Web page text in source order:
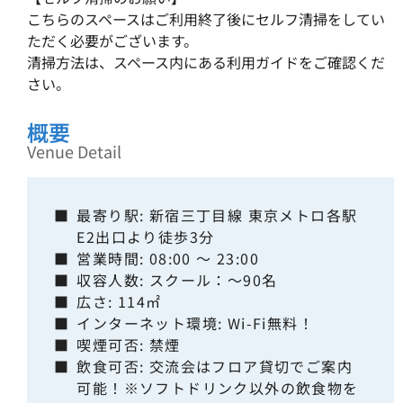
こちらのスペースはご利用終了後にセルフ清掃をしてい
ただく必要がございます。
清掃方法は、スペース内にある利用ガイドをご確認くだ
さい。
概要
Venue Detail
■ 最寄り駅: 新宿三丁目線 東京メトロ各駅
E2出口より徒歩3分
■ 営業時間: 08:00 ～ 23:00
■ 収容人数: スクール：～90名
■ 広さ: 114㎡
■ インターネット環境: Wi-Fi無料！
■ 喫煙可否: 禁煙
■ 飲食可否: 交流会はフロア貸切でご案内
可能！※ソフトドリンク以外の飲食物を